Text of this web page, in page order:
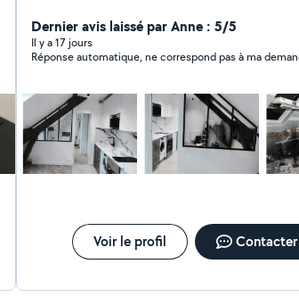
bain,peinture et faux plafonds je fais tout travaux
d'intérieur et ravalement mes travaux sont
une garantie décennale
Dernier avis laissé par Anne : 5/5
Il y a 17 jours
Réponse automatique, ne correspond pas à ma
Voir le profil Contacter